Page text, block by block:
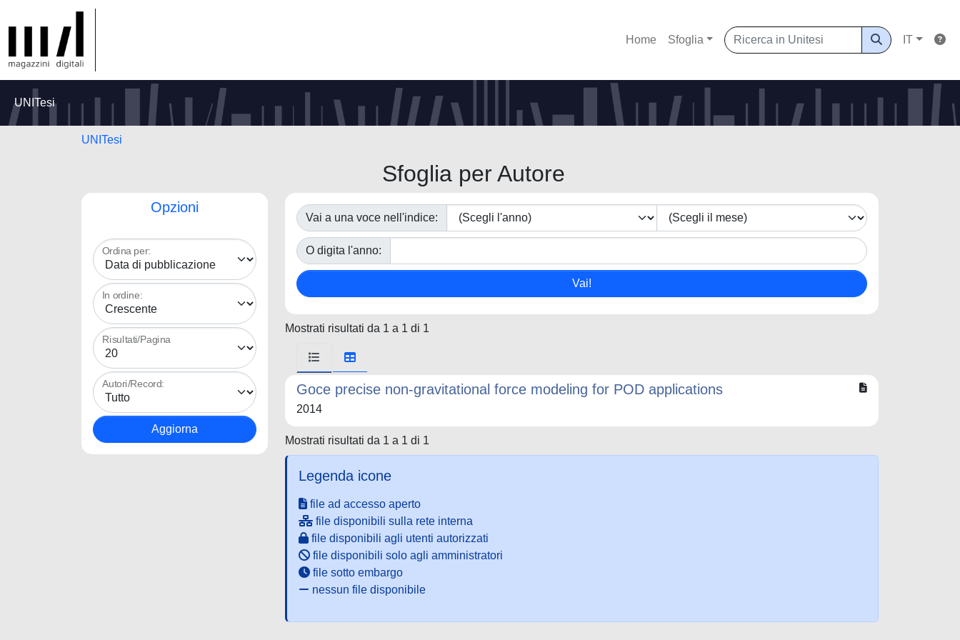
Home Sfoglia IT
UNITesi
UNITesi
Sfoglia per Autore
Opzioni
Ordina per:
In ordine:
Risultati/Pagina
Autori/Record:
Vai a una voce nell'indice:
O digita l'anno:
Mostrati risultati da 1 a 1 di 1
Goce precise non-gravitational force modeling for POD applications
2014
Mostrati risultati da 1 a 1 di 1
Legenda icone
file ad accesso aperto
file disponibili sulla rete interna
file disponibili agli utenti autorizzati
file disponibili solo agli amministratori
file sotto embargo
nessun file disponibile